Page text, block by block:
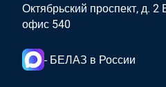
Октябрьский проспект, д. 2
офис 540
- БЕЛАЗ в России